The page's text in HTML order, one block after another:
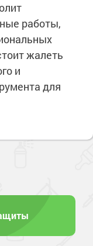
работы,
жалеть
и
для